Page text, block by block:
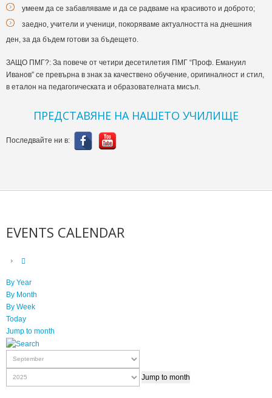
умеем да се забавляваме и да се радваме на красивото и доброто;
заедно, учители и ученици, покоряваме актуалността на днешния
ден, за да бъдем готови за бъдещето.
ЗАЩО ПМГ?: За повече от четири десетилетия ПМГ “Проф. Емануил
Иванов” се превърна в знак за качествено обучение, оригиналност и стил,
в еталон на педагогическата и образователната мисъл.
ПРЕДСТАВЯНЕ НА НАШЕТО УЧИЛИЩЕ
Последвайте ни в:
EVENTS CALENDAR
By Year
By Month
By Week
Today
Jump to month
Jump to month